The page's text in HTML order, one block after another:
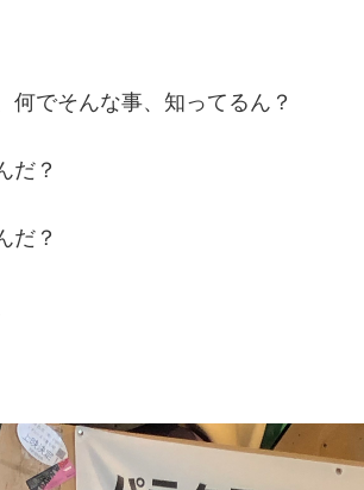
何でそんな事、知ってるん？
だ？
だ？